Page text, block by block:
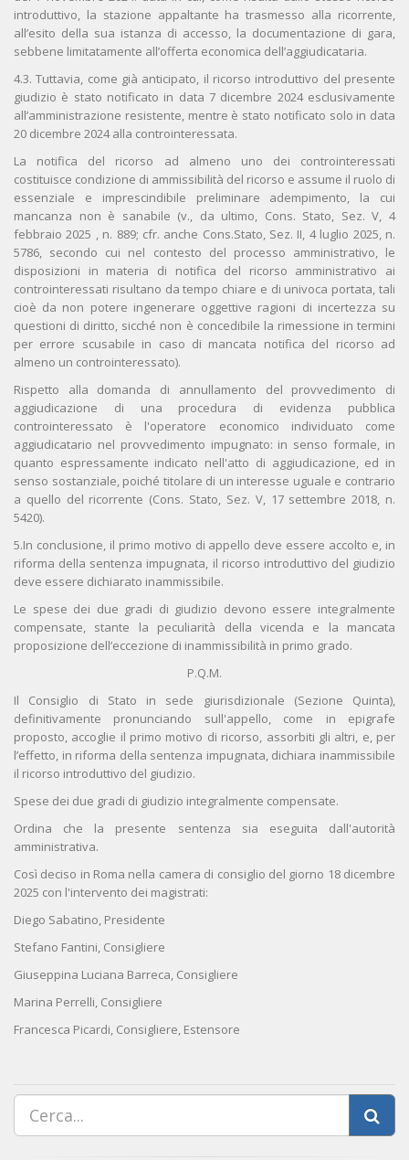
introduttivo, la stazione appaltante ha trasmesso alla ricorrente,
all’esito della sua istanza di accesso, la documentazione di gara,
sebbene limitatamente all’offerta economica dell’aggiudicataria.
4.3. Tuttavia, come già anticipato, il ricorso introduttivo del presente
giudizio è stato notificato in data 7 dicembre 2024 esclusivamente
all’amministrazione resistente, mentre è stato notificato solo in data
20 dicembre 2024 alla controinteressata.
La notifica del ricorso ad almeno uno dei controinteressati
costituisce condizione di ammissibilità del ricorso e assume il ruolo di
essenziale e imprescindibile preliminare adempimento, la cui
mancanza non è sanabile (v., da ultimo, Cons. Stato, Sez. V, 4
febbraio 2025 , n. 889; cfr. anche Cons.Stato, Sez. II, 4 luglio 2025, n.
5786, secondo cui nel contesto del processo amministrativo, le
disposizioni in materia di notifica del ricorso amministrativo ai
controinteressati risultano da tempo chiare e di univoca portata, tali
cioè da non potere ingenerare oggettive ragioni di incertezza su
questioni di diritto, sicché non è concedibile la rimessione in termini
per errore scusabile in caso di mancata notifica del ricorso ad
almeno un controinteressato).
Rispetto alla domanda di annullamento del provvedimento di
aggiudicazione di una procedura di evidenza pubblica
controinteressato è l'operatore economico individuato come
aggiudicatario nel provvedimento impugnato: in senso formale, in
quanto espressamente indicato nell'atto di aggiudicazione, ed in
senso sostanziale, poiché titolare di un interesse uguale e contrario
a quello del ricorrente (Cons. Stato, Sez. V, 17 settembre 2018, n.
5420).
5.In conclusione, il primo motivo di appello deve essere accolto e, in
riforma della sentenza impugnata, il ricorso introduttivo del giudizio
deve essere dichiarato inammissibile.
Le spese dei due gradi di giudizio devono essere integralmente
compensate, stante la peculiarità della vicenda e la mancata
proposizione dell’eccezione di inammissibilità in primo grado.
P.Q.M.
Il Consiglio di Stato in sede giurisdizionale (Sezione Quinta),
definitivamente pronunciando sull'appello, come in epigrafe
proposto, accoglie il primo motivo di ricorso, assorbiti gli altri, e, per
l’effetto, in riforma della sentenza impugnata, dichiara inammissibile
il ricorso introduttivo del giudizio.
Spese dei due gradi di giudizio integralmente compensate.
Ordina che la presente sentenza sia eseguita dall'autorità
amministrativa.
Così deciso in Roma nella camera di consiglio del giorno 18 dicembre
2025 con l'intervento dei magistrati:
Diego Sabatino, Presidente
Stefano Fantini, Consigliere
Giuseppina Luciana Barreca, Consigliere
Marina Perrelli, Consigliere
Francesca Picardi, Consigliere, Estensore